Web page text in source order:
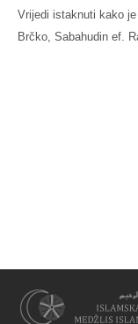
Vrijedi istaknuti kako
Brčko, Sabahudin ef.